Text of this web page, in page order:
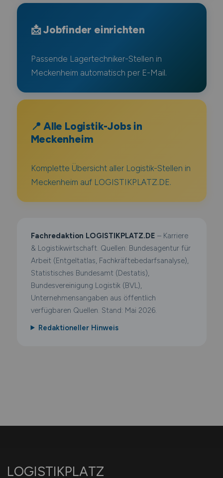
📩 Jobfinder einrichten
Passende Lagertechniker-Stellen in
Meckenheim automatisch per E-Mail.
📍 Alle Logistik-Jobs in
Meckenheim
Komplette Übersicht aller Logistik-Stellen in
Meckenheim auf LOGISTIKPLATZ.DE.
Fachredaktion LOGISTIKPLATZ.DE – Karriere
& Logistikwirtschaft. Quellen: Bundesagentur für
Arbeit (Entgeltatlas, Fachkräftebedarfsanalyse),
Statistisches Bundesamt (Destatis),
Bundesvereinigung Logistik (BVL),
Unternehmensangaben aus öffentlich
verfügbaren Quellen. Stand: Mai 2026.
Redaktioneller Hinweis
LOGISTIKPLATZ